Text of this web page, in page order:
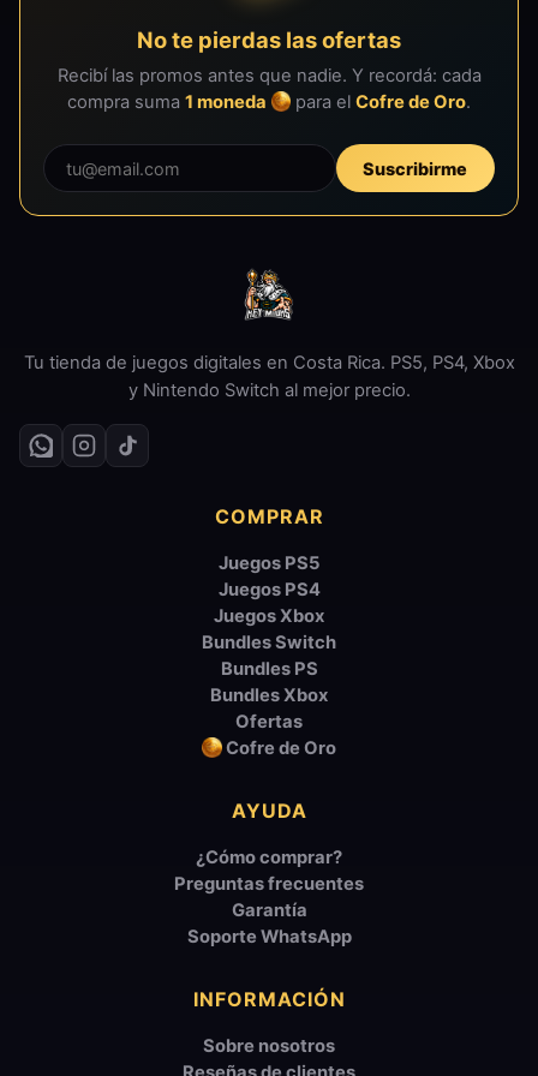
No te pierdas las ofertas
Recibí las promos antes que nadie. Y recordá: cada
compra suma 1 moneda para elCofre de Oro.
Suscribirme
Tu tienda de juegos digitales en Costa Rica. PS5, PS4, Xbox
y Nintendo Switch al mejor precio.
COMPRAR
Juegos PS5
Juegos PS4
Juegos Xbox
Bundles Switch
Bundles PS
Bundles Xbox
Ofertas
Cofre de Oro
AYUDA
¿Cómo comprar?
Preguntas frecuentes
Garantía
Soporte WhatsApp
INFORMACIÓN
Sobre nosotros